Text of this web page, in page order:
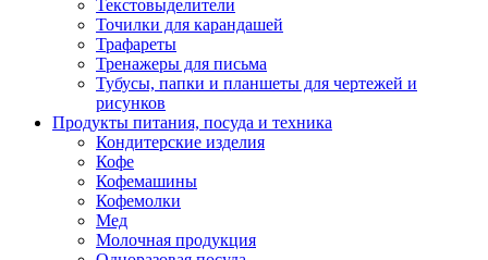
Текстовыделители
Точилки для карандашей
Трафареты
Тренажеры для письма
Тубусы, папки и планшеты для чертежей и
рисунков
Продукты питания, посуда и техника
Кондитерские изделия
Кофе
Кофемашины
Кофемолки
Мед
Молочная продукция